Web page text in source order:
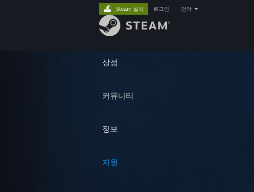
상점
커뮤니티
정보
지원
Steam 설치 로그인 언어